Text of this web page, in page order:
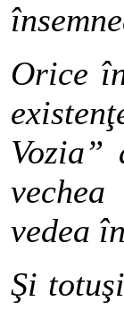
Orice
vedea
Şi